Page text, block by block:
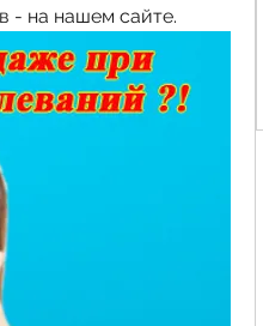
- на нашем сайте.